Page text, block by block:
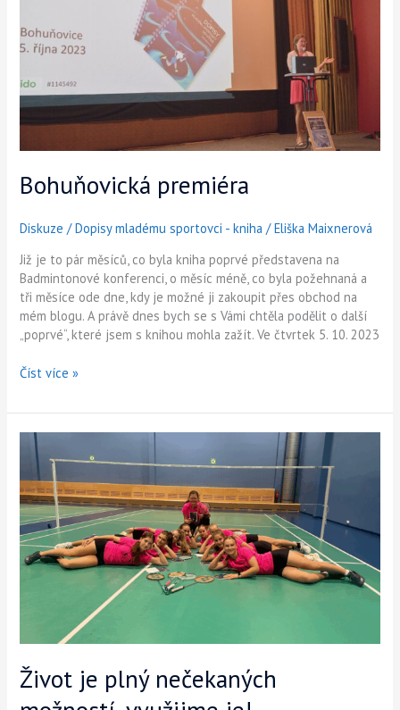
Bohuňovická premiéra
Diskuze /Dopisy mladému sportovci - kniha /Eliška Maixnerová
Již je to pár měsíců, co byla kniha poprvé představena na
Badmintonové konferenci, o měsíc méně, co byla požehnaná a
tři měsíce ode dne, kdy je možné ji zakoupit přes obchod na
mém blogu. A právě dnes bych se s Vámi chtěla podělit o další
„poprvé“, které jsem s knihou mohla zažít. Ve čtvrtek 5. 10. 2023
Číst více »
Život je plný nečekaných
Život
plný
nečekaných
možností,
využijme
je!